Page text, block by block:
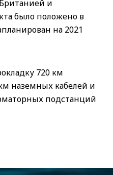
и
было положено в
на 2021
720 км
наземных кабелей и
подстанций